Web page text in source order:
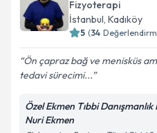
Fizyoterapi
İstanbul, Kadıköy
5 (34
Ön çapraz bağ ve menisküs
tedavi sürecimi...
Özel Ekmen Tıbbi
Nuri Ekmen